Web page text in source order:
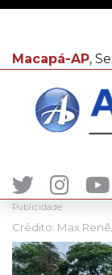
Macapá-AP,
Publicidade
Crédito: Max